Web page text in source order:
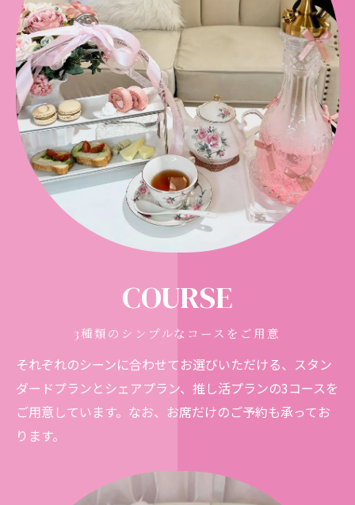
COURSE
3種類のシンプルなコースをご用意
それぞれのシーンに合わせてお選びいただける、スタン
ダードプランとシェアプラン、推し活プランの3コースを
ご用意しています。なお、お席だけのご予約も承ってお
ります。